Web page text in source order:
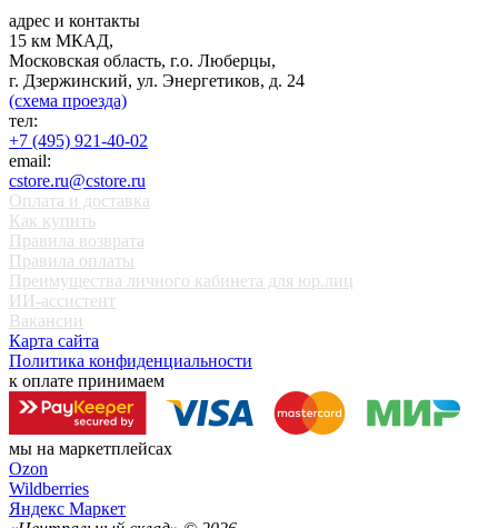
адрес и контакты
15 км МКАД,
Московская область, г.о. Люберцы,
г. Дзержинский, ул. Энергетиков, д. 24
(схема проезда)
тел:
+7 (495) 921-40-02
email:
cstore.ru@cstore.ru
Оплата и доставка
Как купить
Правила возврата
Правила оплаты
Преимущества личного кабинета для юр.лиц
ИИ-ассистент
Вакансии
Карта сайта
Политика конфиденциальности
к оплате принимаем
мы на маркетплейсах
Ozon
Wildberries
Яндекс Маркет